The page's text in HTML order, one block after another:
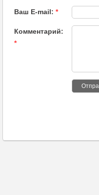
Ваш E-mail: *
Комментарий:
*